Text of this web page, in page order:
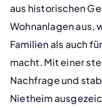
aus historischen
Wohnanlagen aus,
Familien als auch
macht. Mit einer
Nachfrage und
Nietheim